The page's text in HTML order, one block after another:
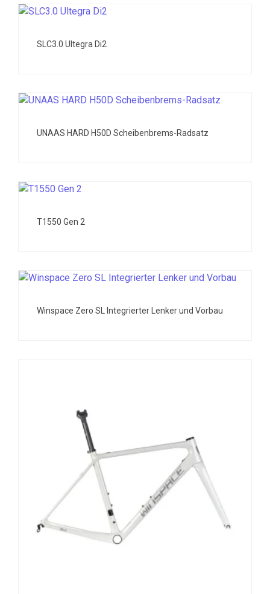
SLC3.0 Ultegra Di2
UNAAS HARD H50D Scheibenbrems-Radsatz
T1550 Gen 2
Winspace Zero SL Integrierter Lenker und Vorbau